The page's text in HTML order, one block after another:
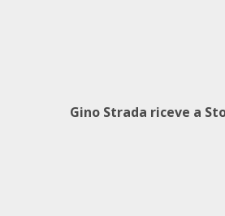
Gino Strada riceve a